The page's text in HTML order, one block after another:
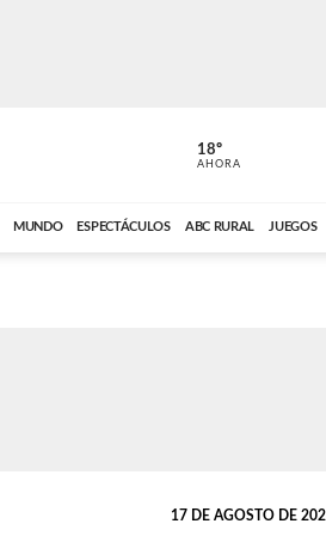
ABC CARDINAL
18º
AHORA
MUNDO ESPECTÁCULOS ABC RURAL JUEGOS
17 DE AGOSTO DE